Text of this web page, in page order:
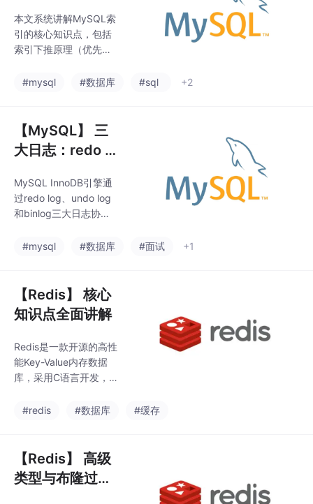
Version Concurrency
Control（多版本并发控
制），仅针对 InnoDB
用实现无锁读，读写互
失效、联合索
引、使用规范
本文系统讲解MySQL索
引的核心知识点，包括
索引下推原理（优先利
表）、索引失效的10种
等）、模糊查询LIKE的
索引使用规则、隐式转
换失效的根本原因、SE
合索引设计三原则（高
频/高区分/短字段优
先），以及6类不适合
区分度/频繁DML等）。
问题，是MyS
#mysql #数据库 #sql +2
【MySQL】 三
大日志：redo lo
binlog 全解
MySQL InnoDB引擎通
过redo log、undo log
和binlog三大日志协同
可用架构。redo log
do log（逻辑日志）支
持事务回滚和MVCC；b
inlog（逻辑日志）用于
提供STATEMENT、RO
W、MIXED三种格式。
WAL机制优先写入redo
交（Prepare+
#mysql #数据库 #面试 +1
【Redis】 核心
知识点全面讲解
Redis是一款开源的高性
能Key-Value内存数据
库，采用C语言开发，
其核心优势包括内存操
构设计，支持超高并
发。Redis提供丰富的数
据类型，包括五大基础
#redis #数据库 #缓存
【Redis】 高级
类型与布隆过滤